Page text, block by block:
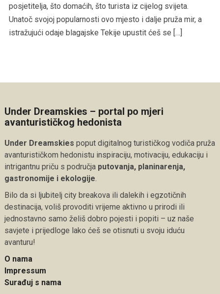
posjetitelja, što domaćih, što turista iz cijelog svijeta.
Unatoč svojoj popularnosti ovo mjesto i dalje pruža mir, a
istražujući odaje blagajske Tekije upustit ćeš se […]
Under Dreamskies – portal po mjeri
avanturističkog hedonista
Under Dreamskies poput digitalnog turističkog vodiča pruža
avanturističkom hedonistu inspiraciju, motivaciju, edukaciju i
intrigantnu priču s područja putovanja, planinarenja,
gastronomije i ekologije.
Bilo da si ljubitelj city breakova ili dalekih i egzotičnih
destinacija, voliš provoditi vrijeme aktivno u prirodi ili
jednostavno samo želiš dobro pojesti i popiti – uz naše
savjete i prijedloge lako ćeš se otisnuti u svoju iduću
avanturu!
O nama
Impressum
Surađuj s nama